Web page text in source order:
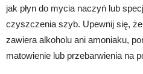
jak płyn do mycia naczyń lub
czyszczenia szyb. Upewnij się,
zawiera alkoholu ani amoniaku,
matowienie lub przebarwienia na